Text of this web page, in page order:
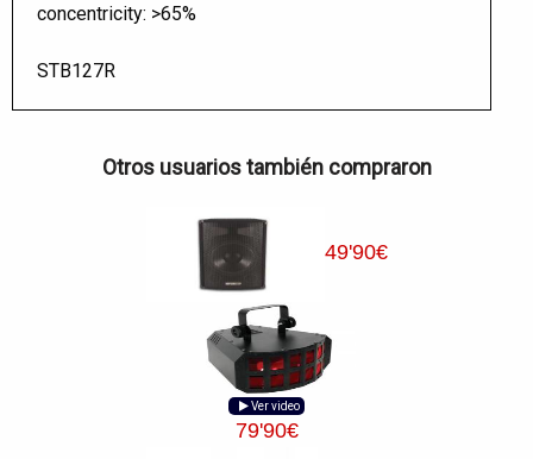
concentricity: >65%
STB127R
Otros usuarios también compraron
49'90€
Ver video
79'90€